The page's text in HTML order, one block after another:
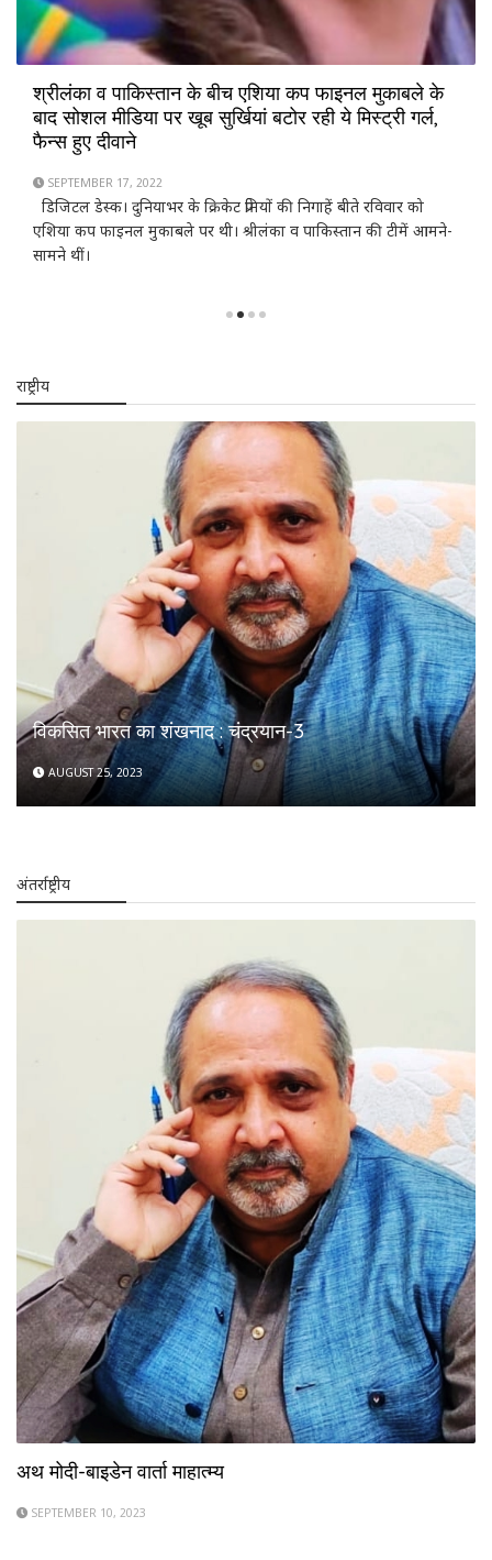
पेप गार्डियोला बोले, जॉन स्टोन्स डॉर्टमुंड का सामना करने के
लिए फिट
SEPTEMBER 17, 2022
डिजिटल डेस्क। डॉर्टमुंड के खिलाफ होने वाले चैंपियंस लीग मैचों से पहले
मैनचेस्टर सिटी को बड़ी राहत मिली है, क्योंकि जॉन स्टोन्स मंगलवार
राष्ट्रीय
विकसित भारत का शंखनाद : चंद्रयान-3
AUGUST 25, 2023
अंतर्राष्ट्रीय
अथ मोदी-बाइडेन वार्ता माहात्म्य
SEPTEMBER 10, 2023